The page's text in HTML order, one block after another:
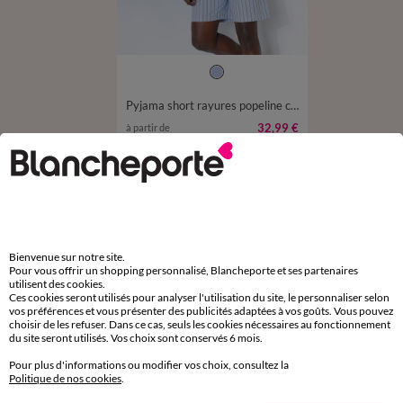
XXL
Pyjama short rayures popeline coton
à partir de 32,99 €
-50% dès 2 art Code 899013
Paiement 100% sécurisé
Payez plus tard ou en plusieurs fois
Bienvenue sur notre site.
Pour vous offrir un shopping personnalisé, Blancheporte et ses partenaires
utilisent des cookies.
Ces cookies seront utilisés pour analyser l'utilisation du site, le personnaliser selon
vos préférences et vous présenter des publicités adaptées à vos goûts. Vous pouvez
choisir de les refuser. Dans ce cas, seuls les cookies nécessaires au fonctionnement
du site seront utilisés. Vos choix sont conservés 6 mois.
Pour plus d'informations ou modifier vos choix, consultez la
Politique de nos cookies